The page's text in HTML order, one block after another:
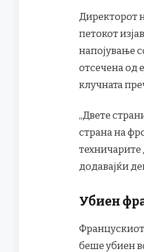
Директорот
петокот
напојување
отсечена од
клучната
„Двете
страна на
техничарите
додавајќи
Убиен
беше убиен